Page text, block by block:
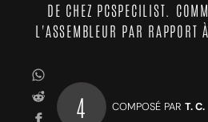
DE CHEZ PCSPECILIST.
L'ASSEMBLEUR PAR RAPPORT
4 COMPOSÉ PAR T. C.